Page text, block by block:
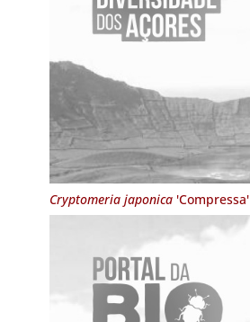
Cryptomeria japonica'Compressa'